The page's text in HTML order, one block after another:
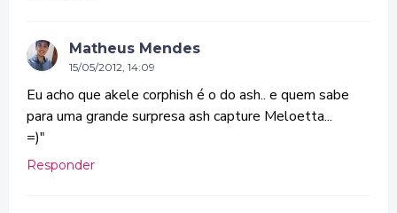
Matheus Mendes
15/05/2012, 14:09
Eu acho que akele corphish é o do ash.. e quem sabe
para uma grande surpresa ash capture Meloetta...
=)"
Responder